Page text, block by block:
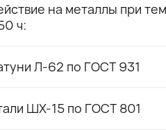
на металлы при
ч:
Л-62 по ГОСТ 931
ШХ-15 по ГОСТ 801